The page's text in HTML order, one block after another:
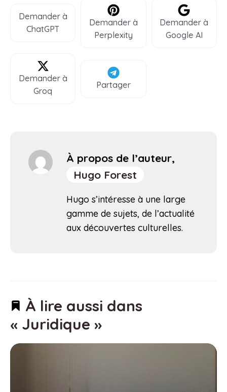
Demander à
ChatGPT
Demander à
Perplexity
Demander à
Google AI
Demander à
Groq
Partager
À propos de l’auteur,
Hugo Forest
Hugo s’intéresse à une large
gamme de sujets, de l’actualité
aux découvertes culturelles.
À lire aussi dans
« Juridique »